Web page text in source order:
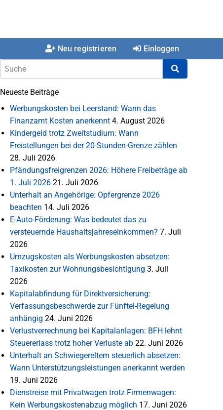
Neu registrieren Einloggen
Neueste Beiträge
Werbungskosten bei Leerstand: Wann das
Finanzamt Kosten anerkennt 4. August 2026
Kindergeld trotz Zweitstudium: Wann
Freistellungen bei der 20-Stunden-Grenze zählen
28. Juli 2026
Pfändungsfreigrenzen 2026: Höhere Freibeträge ab
1. Juli 2026 21. Juli 2026
Unterhalt an Angehörige: Opfergrenze 2026
beachten 14. Juli 2026
E-Auto-Förderung: Was bedeutet das zu
versteuernde Haushaltsjahreseinkommen? 7. Juli
2026
Umzugskosten als Werbungskosten absetzen:
Taxikosten zur Wohnungsbesichtigung 3. Juli
2026
Kapitalabfindung für Direktversicherung:
Verfassungsbeschwerde zur Fünftel-Regelung
anhängig 24. Juni 2026
Verlustverrechnung bei Kapitalanlagen: BFH lehnt
Steuererlass trotz hoher Verluste ab 22. Juni 2026
Unterhalt an Schwiegereltern steuerlich absetzen:
Wann Unterstützungsleistungen anerkannt werden
19. Juni 2026
Dienstreise mit Privatwagen trotz Firmenwagen:
Kein Werbungskostenabzug möglich 17. Juni 2026